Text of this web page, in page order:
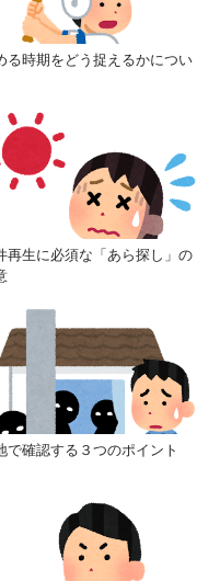
る時期をどう捉えるかについ
再生に必須な「あら探し」の
で確認する３つのポイント